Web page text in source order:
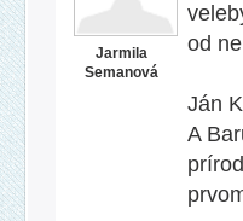
Jarmila
Semanová
od
Ján
A